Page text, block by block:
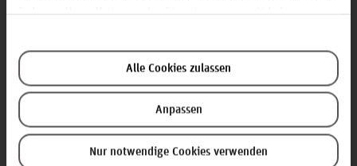
Alle Cookies zulassen
Anpassen
Nur notwendige Cookies verwenden
Personal
Personalrat
Presse- und Öffentlichkeitsarbeit der Fakultät III
Präsidium
Schwerbehindertenvertretung